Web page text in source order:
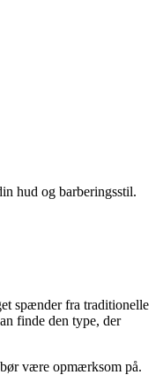
hud og barberingsstil.
spænder fra traditionelle
finde den type, der
være opmærksom på.